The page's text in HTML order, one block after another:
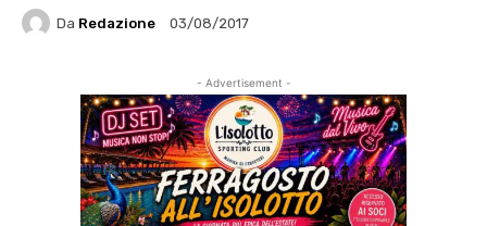
Da Redazione 03/08/2017
- Advertisement -